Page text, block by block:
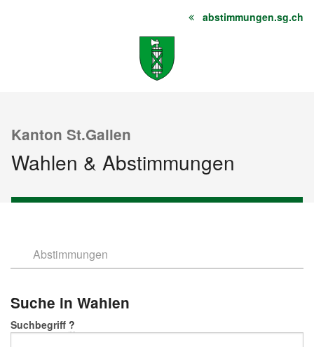
Startseite
Sitemap abstimmungen.sg.ch
Kanton St.Gallen
Wahlen & Abstimmungen
Abstimmungen
Suche in Wahlen
Suchbegriff ?